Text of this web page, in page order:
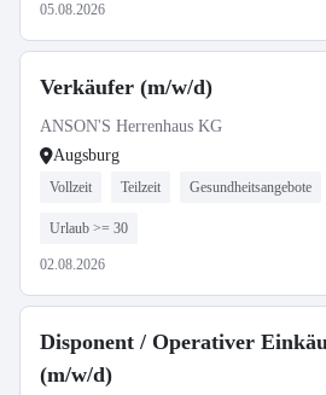
05.08.2026
Verkäufer (m/w/d)
ANSON'S Herrenhaus KG
Augsburg
Vollzeit Teilzeit Gesundheitsangebote
Urlaub >= 30
02.08.2026
Disponent / Operativer
(m/w/d)